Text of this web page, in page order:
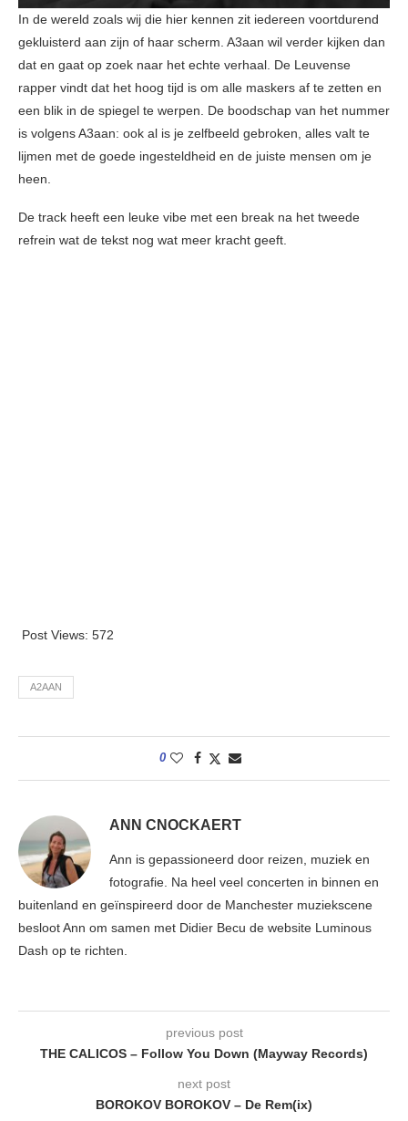
In de wereld zoals wij die hier kennen zit iedereen voortdurend
gekluisterd aan zijn of haar scherm. A3aan wil verder kijken dan
dat en gaat op zoek naar het echte verhaal. De Leuvense
rapper vindt dat het hoog tijd is om alle maskers af te zetten en
een blik in de spiegel te werpen. De boodschap van het nummer
is volgens A3aan: ook al is je zelfbeeld gebroken, alles valt te
lijmen met de goede ingesteldheid en de juiste mensen om je
heen.
De track heeft een leuke vibe met een break na het tweede
refrein wat de tekst nog wat meer kracht geeft.
Post Views: 572
A2AAN
0
ANN CNOCKAERT
Ann is gepassioneerd door reizen, muziek en
fotografie. Na heel veel concerten in binnen en
buitenland en geïnspireerd door de Manchester muziekscene
besloot Ann om samen met Didier Becu de website Luminous
Dash op te richten.
previous post
THE CALICOS – Follow You Down (Mayway Records)
next post
BOROKOV BOROKOV – De Rem(ix)